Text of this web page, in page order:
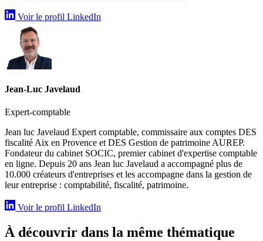
Voir le profil LinkedIn
Jean-Luc Javelaud
Expert-comptable
Jean luc Javelaud Expert comptable, commissaire aux comptes DES
fiscalité Aix en Provence et DES Gestion de patrimoine AUREP.
Fondateur du cabinet SOCIC, premier cabinet d'expertise comptable
en ligne. Depuis 20 ans Jean luc Javelaud a accompagné plus de
10.000 créateurs d'entreprises et les accompagne dans la gestion de
leur entreprise : comptabilité, fiscalité, patrimoine.
Voir le profil LinkedIn
À découvrir dans la même thématique